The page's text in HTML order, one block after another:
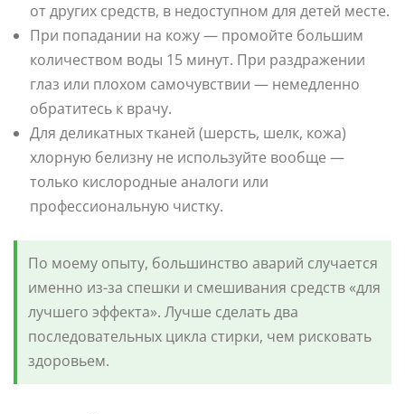
от других средств, в недоступном для детей месте.
При попадании на кожу — промойте большим
количеством воды 15 минут. При раздражении
глаз или плохом самочувствии — немедленно
обратитесь к врачу.
Для деликатных тканей (шерсть, шелк, кожа)
хлорную белизну не используйте вообще —
только кислородные аналоги или
профессиональную чистку.
По моему опыту, большинство аварий случается
именно из-за спешки и смешивания средств «для
лучшего эффекта». Лучше сделать два
последовательных цикла стирки, чем рисковать
здоровьем.